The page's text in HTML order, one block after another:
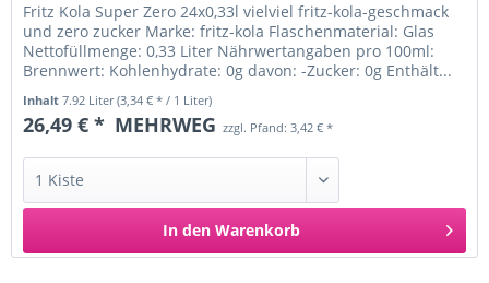
Fritz Kola Super Zero 24x0,33l vielviel fritz-kola-geschmack
und zero zucker Marke: fritz-kola Flaschenmaterial: Glas
Nettofüllmenge: 0,33 Liter Nährwertangaben pro 100ml:
Brennwert: Kohlenhydrate: 0g davon: -Zucker: 0g Enthält...
Inhalt7.92 Liter(3,34 € * / 1 Liter)
26,49 € * MEHRWEG zzgl. Pfand: 3,42 € *
In den Warenkorb